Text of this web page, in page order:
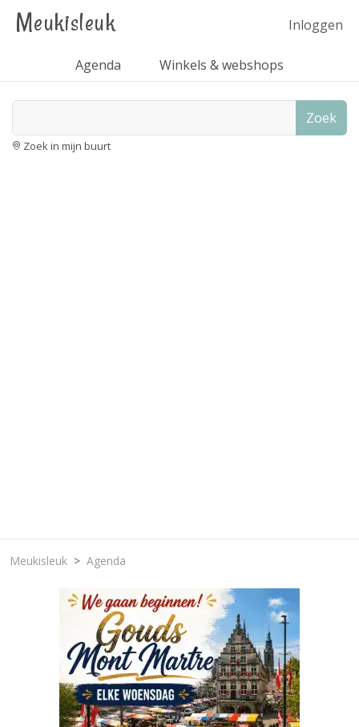
Meukisleuk Inloggen
Agenda Winkels & webshops
Zoek
Zoek in mijn buurt
Meukisleuk Agenda